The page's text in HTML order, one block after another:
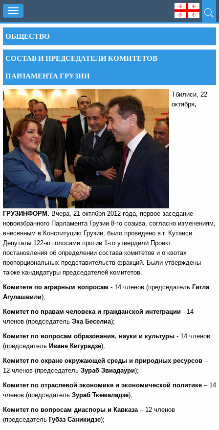
Toggle
navigation
ОБЩЕСТВО
СОСТАВ И ПРЕДСЕДАТЕЛИ КОМИТЕТОВ
ПАРЛАМЕНТА ГРУЗИИ
Тбилиси, 22
октября,
ГРУЗИНФОРМ. Вчера, 21 октября 2012 года, первое заседание
новоизбранного Парламента Грузии 8-го созыва, согласно изменениям,
внесенным в Конституцию Грузии, было проведено в г. Кутаиси.
Депутаты 122-ю голосами против 1-го утвердили Проект
постановления об определении состава комитетов и о квотах
пропорциональных представительств фракций. Были утверждены
также кандидатуры председателей комитетов.
Комитете по аграрным вопросам - 14 членов (председатель Гигла
Агулашвили);
Комитет по правам человека и гражданской интеграции - 14
членов (председатель Эка Беселиа);
Комитет по вопросам образования, науки и культуры - 14 членов
(председатель Иване Кигурадзе);
Комитет по охране окружающей среды и природных ресурсов –
12 членов (председатель Зураб Звиадаури);
Комитет по отраслевой экономике и экономической политике – 14
членов (председатель Зураб Ткемаладзе);
Комитет по вопросам диаспоры и Кавказа– 12 членов
(председатель Губаз Саникидзе);